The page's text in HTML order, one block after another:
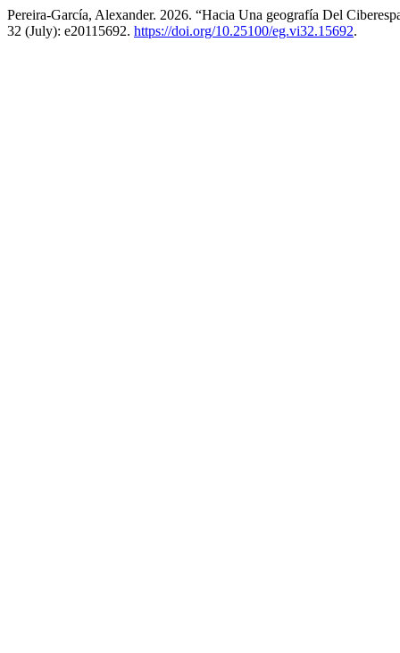
Pereira-García, Alexander. 2026. “Hacia Una geografía Del
32 (July): e20115692. https://doi.org/10.25100/eg.vi32.15692.